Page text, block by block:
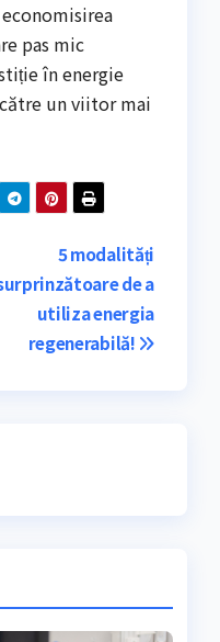
pas mic
în energie
un viitor mai
5 modalități
de a
utiliza energia
regenerabilă!